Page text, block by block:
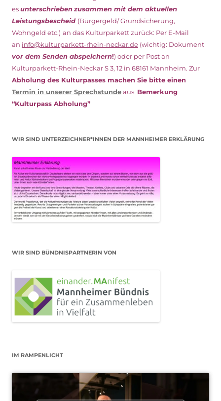
esunterschriebenzusammen mit dem aktuellen
Leistungsbescheid (Bürgergeld/ Grundsicherung,
Wohngeld etc.) an das Kulturparkett zurück: Per E-Mail
an info@kulturparkett-rhein-neckar.de (wichtig: Dokument
vor dem Senden abspeichern!) oder per Post an
Kulturparkett-Rhein-Neckar S 3, 12 in 68161 Mannheim. Zur
Abholung des Kulturpasses machen Sie bitte einen
Termin in unserer Sprechstundeaus. Bemerkung
“Kulturpass Abholung”
WIR SIND UNTERZEICHNER*INNEN DER MANNHEIMER ERKLÄRUNG
WIR SIND BÜNDNISPARTNERIN VON
IM RAMPENLICHT